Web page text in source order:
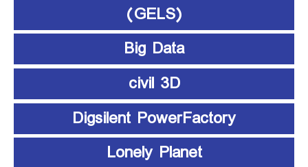
(GELS)
Big Data
civil 3D
Digsilent PowerFactory
Lonely Planet